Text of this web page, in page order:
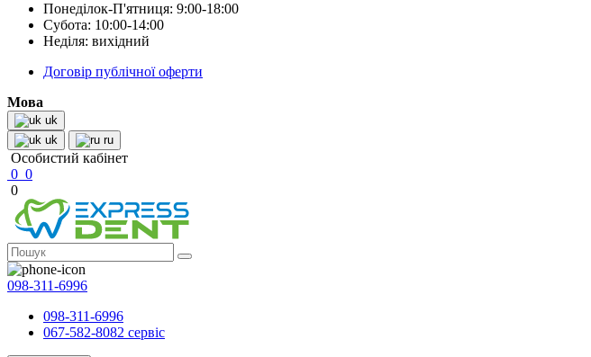
Понеділок-П'ятниця: 9:00-18:00
Субота: 10:00-14:00
Неділя: вихідний
Договір публічної оферти
Мова
uk
uk
ru
Особистий кабінет
0 0
0
098-311-6996
098-311-6996
067-582-8082 сервіс